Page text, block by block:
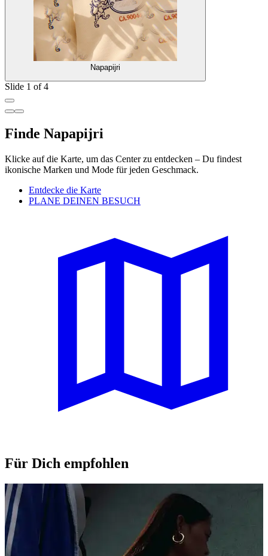
Napapijri
Slide 1 of 4
Finde Napapijri
Klicke auf die Karte, um das Center zu entdecken – Du findest
ikonische Marken und Mode für jeden Geschmack.
Entdecke die Karte
PLANE DEINEN BESUCH
Für Dich empfohlen